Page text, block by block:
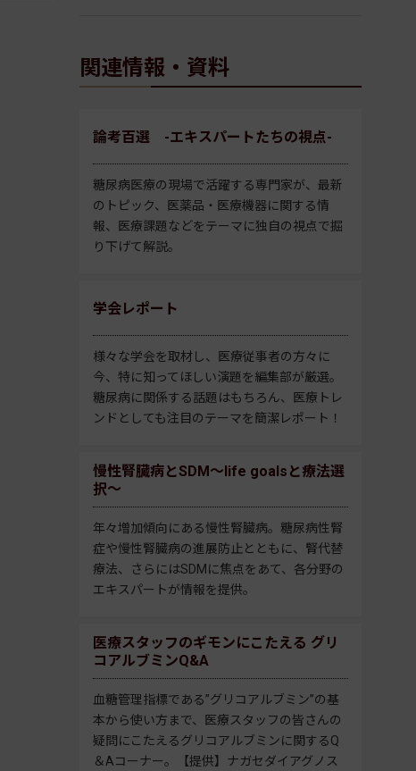
関連情報・資料
論考百選 -エキスパートたちの視点-
糖尿病医療の現場で活躍する専門家が、最新
のトピック、医薬品・医療機器に関する情
報、医療課題などをテーマに独自の視点で掘
り下げて解説。
学会レポート
様々な学会を取材し、医療従事者の方々に
今、特に知ってほしい演題を編集部が厳選。
糖尿病に関係する話題はもちろん、医療トレ
ンドとしても注目のテーマを簡潔レポート！
慢性腎臓病とSDM～life goalsと療法選
択～
年々増加傾向にある慢性腎臓病。糖尿病性腎
症や慢性腎臓病の進展防止とともに、腎代替
療法、さらにはSDMに焦点をあて、各分野の
エキスパートが情報を提供。
医療スタッフのギモンにこたえる グリ
コアルブミンQ&A
血糖管理指標である”グリコアルブミン”の基
本から使い方まで、医療スタッフの皆さんの
疑問にこたえるグリコアルブミンに関するQ
＆Aコーナー。【提供】ナガセダイアグノス